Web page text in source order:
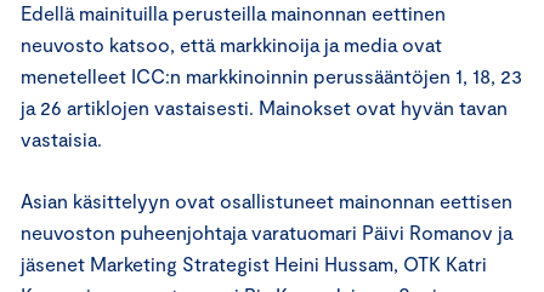
Edellä mainituilla perusteilla mainonnan eettinen
neuvosto katsoo, että markkinoija ja media ovat
menetelleet ICC:n markkinoinnin perussääntöjen 1, 18, 23
ja 26 artiklojen vastaisesti. Mainokset ovat hyvän tavan
vastaisia.
Asian käsittelyyn ovat osallistuneet mainonnan eettisen
neuvoston puheenjohtaja varatuomari Päivi Romanov ja
jäsenet Marketing Strategist Heini Hussam, OTK Katri